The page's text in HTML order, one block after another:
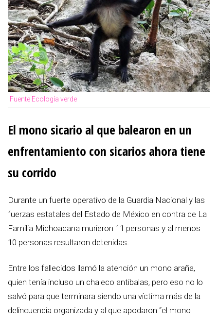
Fuente Ecología verde
El mono sicario al que balearon en un
enfrentamiento con sicarios ahora tiene
su corrido
Durante un fuerte operativo de la Guardia Nacional y las
fuerzas estatales del Estado de México en contra de La
Familia Michoacana murieron 11 personas y al menos
10 personas resultaron detenidas.
Entre los fallecidos llamó la atención un mono araña,
quien tenía incluso un chaleco antibalas, pero eso no lo
salvó para que terminara siendo una víctima más de la
delincuencia organizada y al que apodaron “el mono